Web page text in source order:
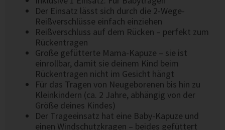
Der Einsatz lässt sich durch die 2-Wege-
Reißverschlüsse einfach einziehen
Reißverschluss auf dem Rücken – perfekt zum
Rückentragen
Große gefütterte Mama-Kapuze – sie ist
einrollbar, damit sie deinem Kind beim
Rückentragen nicht im Gesicht hängt
Für das Tragen von Neugeborenen bis hin zu
Kleinkindern (ca. 2 Jahre, abhängig von der
Größe deines Kindes)
Der Trageeinsatz hat eine Baby-Kapuze und
einen Windschutzkragen – beides gefüttert